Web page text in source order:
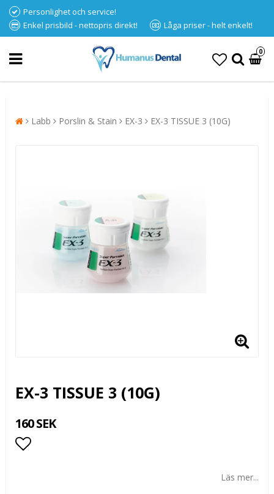
Personlighet och service!
Enkel prisbild - nettopris direkt!
Låga priser - helt enkelt!
0
Labb Porslin & Stain EX-3 EX-3 TISSUE 3 (10G)
EX-3 TISSUE 3 (10G)
160 SEK
Läs mer...